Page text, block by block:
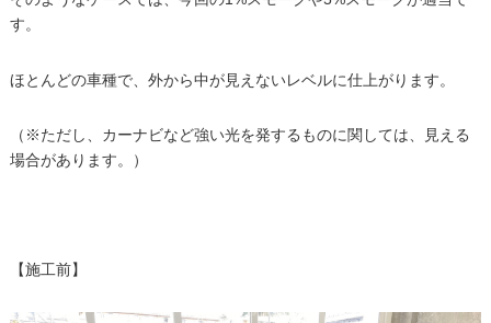
す。
ほとんどの車種で、外から中が見えないレベルに仕上がります。
（※ただし、カーナビなど強い光を発するものに関しては、見える
場合があります。）
【施工前】